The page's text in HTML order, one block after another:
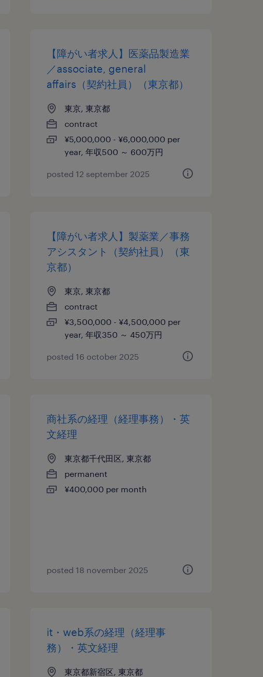
【障がい者求人】医薬品製造業
／associate, general
affairs（契約社員）（東京都）
東京, 東京都
contract
¥5,000,000 - ¥6,000,000 per
year, 年収500 ～ 600万円
posted 12 september 2025
【障がい者求人】製薬業／事務
アシスタント（契約社員）（東
京都）
東京, 東京都
contract
¥3,500,000 - ¥4,500,000 per
year, 年収350 ～ 450万円
posted 16 october 2025
商社系の経理（経理事務）・英
文経理
東京都千代田区, 東京都
permanent
¥400,000 per month
posted 18 november 2025
it・web系の経理（経理事
務）・英文経理
東京都新宿区, 東京都